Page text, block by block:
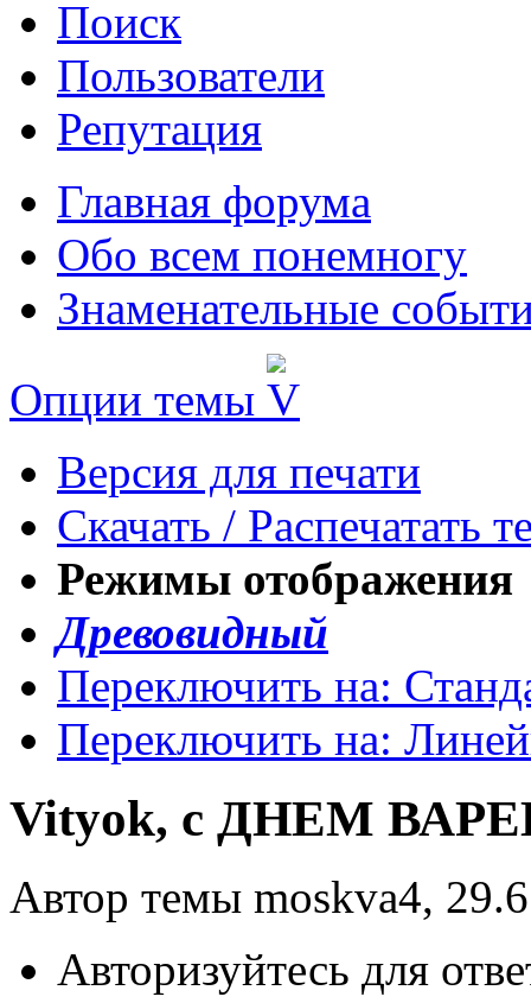
Поиск
Пользователи
Репутация
Главная форума
Обо всем понемногу
Знаменательные
Опции темы
Версия для печати
Скачать / Распечатать
Режимы отображения
Древовидный
Переключить на:
Переключить на:
Vityok, с ДНЕМ
Автор темы moskva4,
Авторизуйтесь для